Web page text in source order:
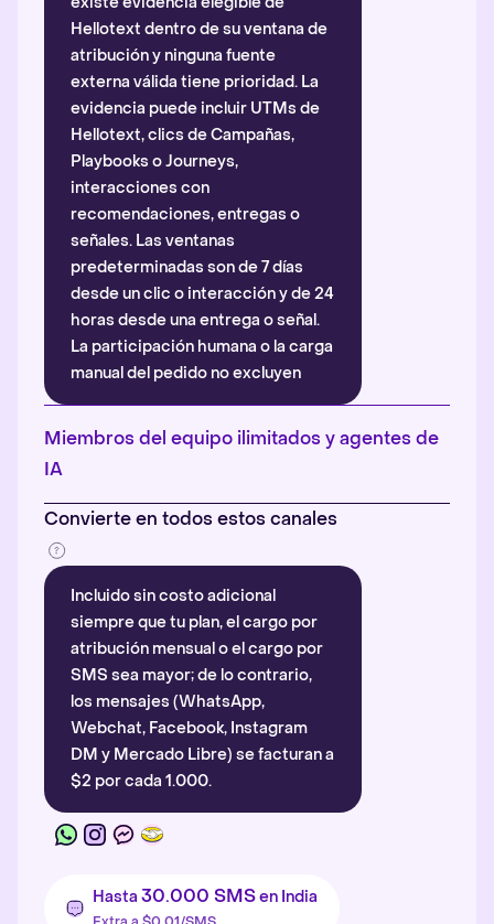
Hellotext dentro de su ventana de
atribución y ninguna fuente
externa válida tiene prioridad. La
evidencia puede incluir UTMs de
Hellotext, clics de Campañas,
Playbooks o Journeys,
interacciones con
recomendaciones, entregas o
señales. Las ventanas
predeterminadas son de 7 días
desde un clic o interacción y de 24
horas desde una entrega o señal.
La participación humana o la carga
manual del pedido no excluyen
automáticamente la atribución.
Más información
Miembros del equipo ilimitados y agentes de
IA
Convierte en todos estos canales
Incluido sin costo adicional
siempre que tu plan, el cargo por
atribución mensual o el cargo por
SMS sea mayor; de lo contrario,
los mensajes (WhatsApp,
Webchat, Facebook, Instagram
DM y Mercado Libre) se facturan a
$2 por cada 1.000.
Hasta 30.000 SMSen India